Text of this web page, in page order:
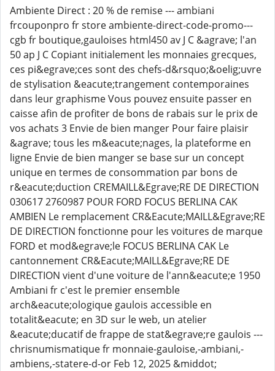
Ambiente Direct : 20 % de remise --- ambiani
frcouponpro fr store ambiente-direct-code-promo---
cgb fr boutique,gauloises html450 av J C &agrave; l'an
50 ap J C Copiant initialement les monnaies grecques,
ces pi&egrave;ces sont des chefs-d&rsquo;&oelig;uvre
de stylisation &eacute;trangement contemporaines
dans leur graphisme Vous pouvez ensuite passer en
caisse afin de profiter de bons de rabais sur le prix de
vos achats 3 Envie de bien manger Pour faire plaisir
&agrave; tous les m&eacute;nages, la plateforme en
ligne Envie de bien manger se base sur un concept
unique en termes de consommation par bons de
r&eacute;duction CREMAILL&Egrave;RE DE DIRECTION
030617 2760987 POUR FORD FOCUS BERLINA CAK
AMBIEN Le remplacement CR&Eacute;MAILL&Egrave;RE
DE DIRECTION fonctionne pour les voitures de marque
FORD et mod&egrave;le FOCUS BERLINA CAK Le
cantonnement CR&Eacute;MAILL&Egrave;RE DE
DIRECTION vient d'une voiture de l'ann&eacute;e 1950
Ambiani fr c'est le premier ensemble
arch&eacute;ologique gaulois accessible en
totalit&eacute; en 3D sur le web, un atelier
&eacute;ducatif de frappe de stat&egrave;re gaulois ---
chrisnumismatique fr monnaie-gauloise,-ambiani,-
ambiens,-statere-d-or Feb 12, 2025 &middot;